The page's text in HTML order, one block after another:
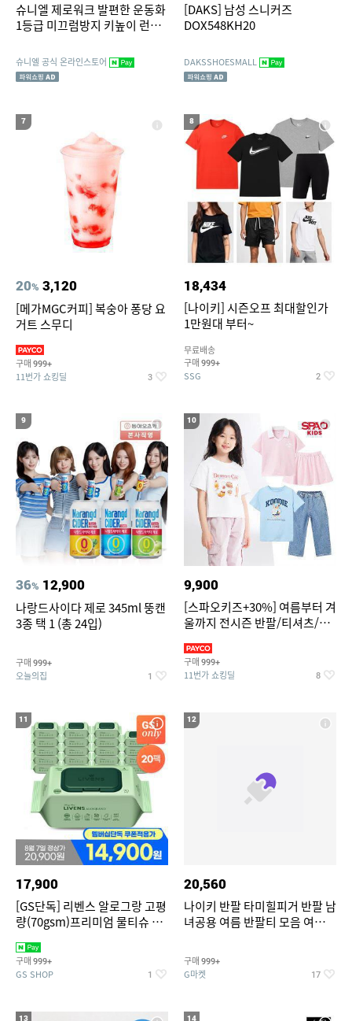
슈니엘 제로워크 발편한 운동화
1등급 미끄럼방지 키높이 런닝
슈니엘 공식 온라인스토어
[DAKS] 남성 스니커즈
DOX548KH20
DAKSSHOESMALL
7
20% 3,120
[메가MGC커피] 복숭아 퐁당 요
거트 스무디
구매 999+
11번가 쇼킹딜 3
8
18,434
[나이키] 시즌오프 최대할인가
1만원대 부터~
무료배송
구매 999+
SSG 2
9
36% 12,900
나랑드사이다 제로 345ml 뚱캔
3종 택 1 (총 24입)
구매 999+
오늘의집 1
10
9,900
[스파오키즈+30%] 여름부터 겨
울까지 전시즌 반팔/티셔츠/셋
구매 999+
11번가 쇼킹딜 8
11
17,900
[GS단독] 리벤스 알로그랑 고평
량(70gsm)프리미엄 물티슈 70
구매 999+
GS SHOP 1
12
20,560
나이키 반팔 타미힐피거 반팔 남
녀공용 여름 반팔티 모음 여름
구매 999+
G마켓 17
13 14